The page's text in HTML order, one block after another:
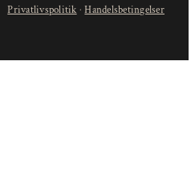
Privatlivspolitik ·Handelsbetingelser